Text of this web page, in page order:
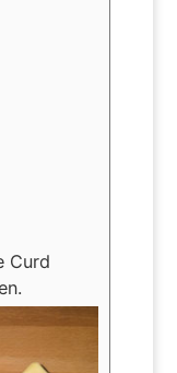
Curd